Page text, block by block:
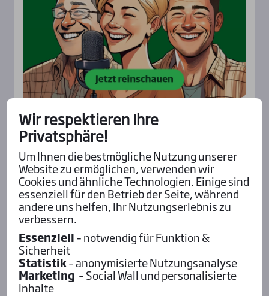
Aktu­el­les
Wir respektieren Ihre
Privatsphäre!
Um Ihnen die bestmögliche Nutzung unserer
Website zu ermöglichen, verwenden wir
Cookies und ähnliche Technologien. Einige sind
essenziell für den Betrieb der Seite, während
andere uns helfen, Ihr Nutzungserlebnis zu
verbessern.
Essenziell– notwendig für Funktion &
Sicherheit
Statistik– anonymisierte Nutzungsanalyse
Marketing – Social Wall und personalisierte
Inhalte